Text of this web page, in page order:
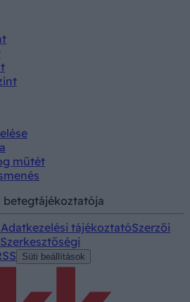
műtét
betegtájékoztatója
Adatkezelési tájékoztatóSzerzői
Szerkesztőségi
Süti beállítások